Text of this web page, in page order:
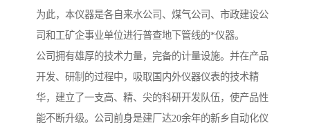
为此，本仪器是各自来水公司、煤气公司、市政建设公
司和工矿企事业单位进行普查地下管线的*仪器。
公司拥有雄厚的技术力量，完备的计量设施。并在产品
开发、研制的过程中，吸取国内外仪器仪表的技术精
华，建立了一支高、精、尖的科研开发队伍，使产品性
能不断升级。公司前身是建厂达20余年的新乡自动化仪